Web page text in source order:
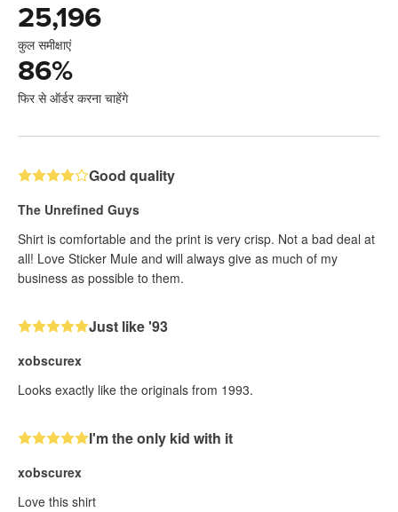
25,196
कुल समीक्षाएं
86%
फिर से ऑर्डर करना चाहेंगे
Good quality
The Unrefined Guys
Shirt is comfortable and the print is very crisp. Not a bad deal at
all! Love Sticker Mule and will always give as much of my
business as possible to them.
Just like '93
xobscurex
Looks exactly like the originals from 1993.
I'm the only kid with it
xobscurex
Love this shirt